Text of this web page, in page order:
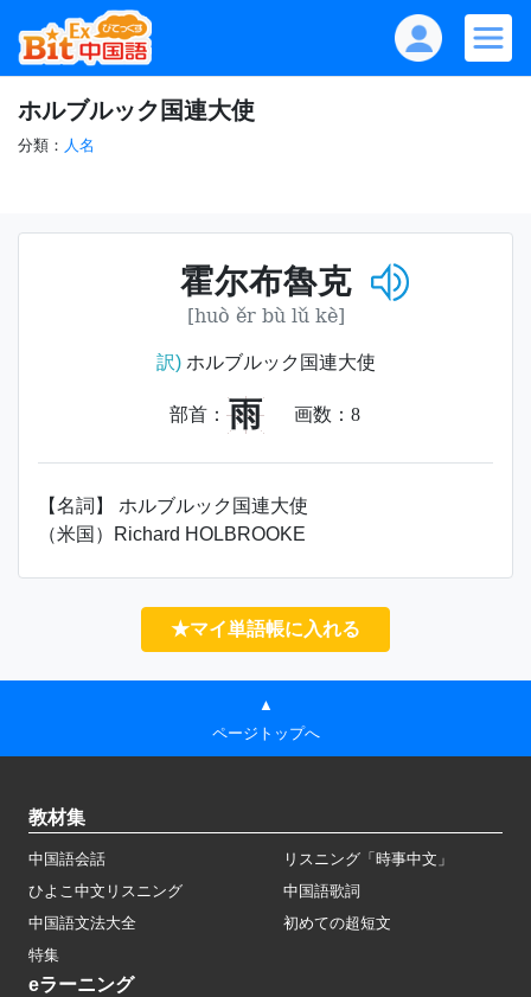
ホルブルック国連大使
分類： 人名
霍尔布魯克
[huò ěr bù lǔ kè]
訳)ホルブルック国連大使
部首： 雨 画数： 8
【名詞】 ホルブルック国連大使
（米国）Richard HOLBROOKE
★マイ単語帳に入れる
▲
ページトップへ
教材集
中国語会話
リスニング「時事中文」
ひよこ中文リスニング
中国語歌詞
中国語文法大全
初めての超短文
特集
eラーニング